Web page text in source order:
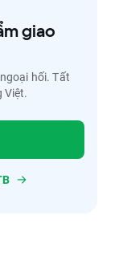
giao
hối. Tất
Việt.